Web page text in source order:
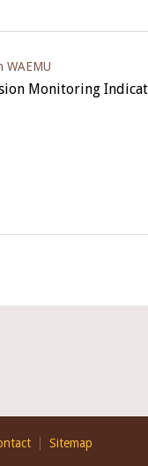
WAEMU
Monitoring
Sitemap